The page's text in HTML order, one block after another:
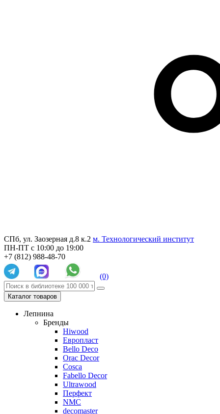
СПб, ул. Заозерная д.8 к.2 м. Технологический институт
ПН-ПТ с 10:00 до 19:00
+7 (812) 988-48-70
(0)
Каталог товаров
Лепнина
Бренды
Hiwood
Европласт
Bello Deco
Orac Decor
Cosca
Fabello Decor
Ultrawood
Перфект
NMC
decomaster